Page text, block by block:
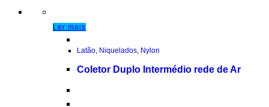
Ler mais
Latão, Niquelados, Nylon
Coletor Duplo Intermédio rede de Ar